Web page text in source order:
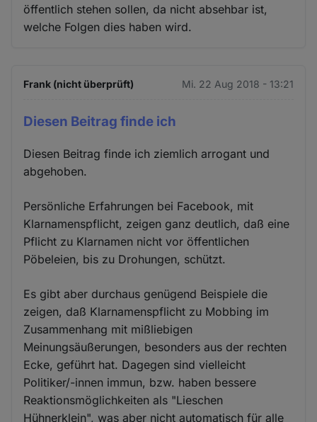
öffentlich stehen sollen, da nicht absehbar ist,
welche Folgen dies haben wird.
Frank (nicht überprüft) Mi. 22 Aug 2018 - 13:21
Diesen Beitrag finde ich
Diesen Beitrag finde ich ziemlich arrogant und
abgehoben.
Persönliche Erfahrungen bei Facebook, mit
Klarnamenspflicht, zeigen ganz deutlich, daß eine
Pflicht zu Klarnamen nicht vor öffentlichen
Pöbeleien, bis zu Drohungen, schützt.
Es gibt aber durchaus genügend Beispiele die
zeigen, daß Klarnamenspflicht zu Mobbing im
Zusammenhang mit mißliebigen
Meinungsäußerungen, besonders aus der rechten
Ecke, geführt hat. Dagegen sind vielleicht
Politiker/-innen immun, bzw. haben bessere
Reaktionsmöglichkeiten als "Lieschen
Hühnerklein", was aber nicht automatisch für alle